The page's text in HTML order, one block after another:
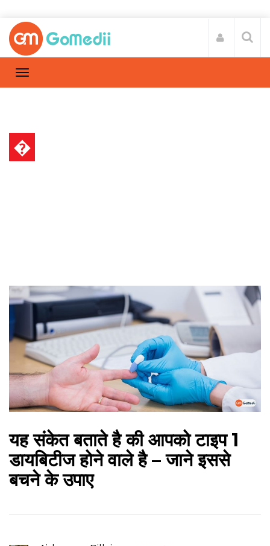
�
यह संकेत बताते है की आपको टाइप 1
डायबिटीज होने वाले है – जाने इससे
बचने के उपाए